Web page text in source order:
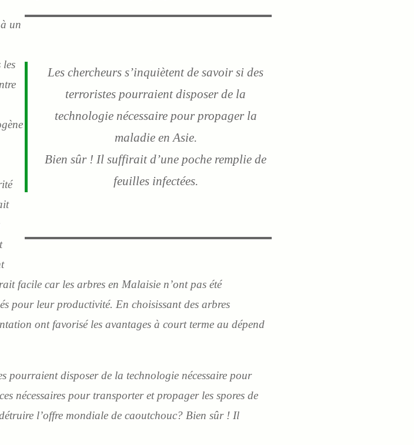
Les chercheurs s’inquiètent de savoir si des
terroristes pourraient disposer de la
technologie nécessaire pour propager la
maladie en Asie.
Bien sûr ! Il suffirait d’une poche remplie de
feuilles infectées.
un
les
facile car les arbres en Malaisie n’ont pas été
pour leur productivité. En choisissant des arbres
ont favorisé les avantages à court terme au dépend
pourraient disposer de la technologie nécessaire pour
nécessaires pour transporter et propager les spores de
l’offre mondiale de caoutchouc? Bien sûr ! Il